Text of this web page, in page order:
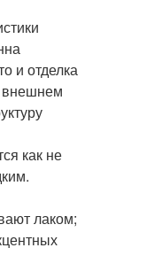
и отделка
внешнем
как не
лаком;